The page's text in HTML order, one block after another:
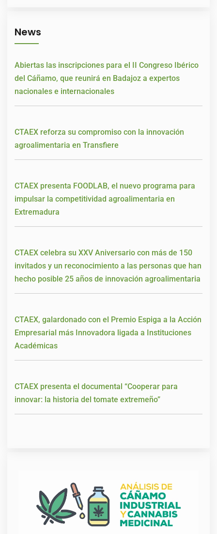
News
Abiertas las inscripciones para el II Congreso Ibérico
del Cáñamo, que reunirá en Badajoz a expertos
nacionales e internacionales
CTAEX reforza su compromiso con la innovación
agroalimentaria en Transfiere
CTAEX presenta FOODLAB, el nuevo programa para
impulsar la competitividad agroalimentaria en
Extremadura
CTAEX celebra su XXV Aniversario con más de 150
invitados y un reconocimiento a las personas que han
hecho posible 25 años de innovación agroalimentaria
CTAEX, galardonado con el Premio Espiga a la Acción
Empresarial más Innovadora ligada a Instituciones
Académicas
CTAEX presenta el documental “Cooperar para
innovar: la historia del tomate extremeño”